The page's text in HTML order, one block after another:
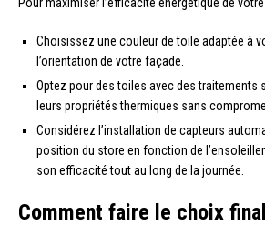
Choisissez une couleur de toile adaptée à
l’orientation de votre façade.
Optez pour des toiles avec des traitements
leurs propriétés thermiques sans
Considérez l’installation de capteurs
position du store en fonction de
son efficacité tout au long de la journée.
Comment faire le choix